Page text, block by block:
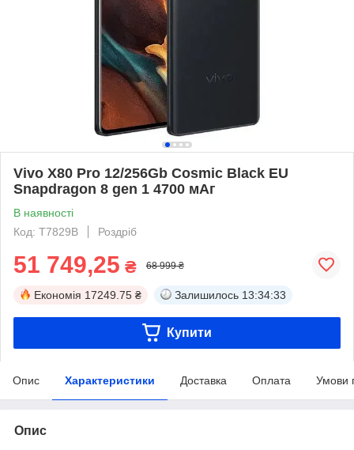
Vivo X80 Pro 12/256Gb Cosmic Black EU
Snapdragon 8 gen 1 4700 мАг
В наявності
Код: T7829B
Роздріб
51 749,25 ₴ 68 999 ₴
Економія 17249.75 ₴ Залишилось 13:34:33
Купити
Опис Характеристики Доставка Оплата Умови
Опис